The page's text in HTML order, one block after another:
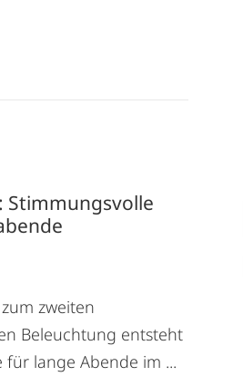
Stimmungsvolle
zweiten
Beleuchtung entsteht
lange Abende im ...